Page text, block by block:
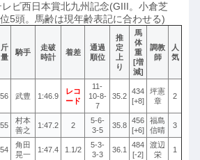
ビ西日本賞北九州記念(GIII。小倉芝
5頭。馬齢は現年齢表記に合わせる)
斤
量
騎手
走破
時計
着差
通過
順位
推
定
上
り
馬
体
重
[増
減]
調教
師
人
気
56 武豊 1:46.9
レコ
ード
11-
10-8-
7
35.2
434
[+8]
坪憲
章
2
55
村本
善之
1:47.2 2
5-6-
3-5
35.8
456
[+6]
福島
信晴
3
54
角田
晃一
1:47.4 1.1/2
5-3-
3-3
36.1
484
[-2]
渡辺
栄
1